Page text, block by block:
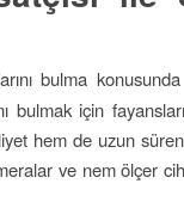
bulma
bulmak için
hem de uzun
ve nem ölçer